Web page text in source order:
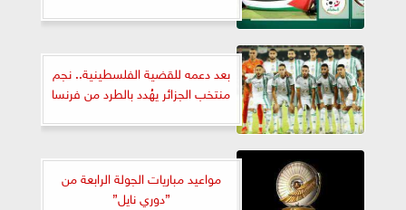
بعد دعمه للقضية الفلسطينية.. نجم
منتخب الجزائر يهُدد بالطرد من فرنسا
مواعيد مباريات الجولة الرابعة من
”دوري نايل”